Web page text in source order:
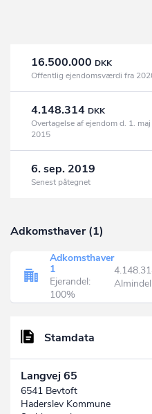
16.500.000 DKK
Offentlig ejendomsværdi fra
4.148.314 DKK
Overtagelse af ejendom d. 1. maj
2015
6. sep. 2019
Senest påtegnet
Adkomsthaver (1)
Adkomsthaver
1
Ejerandel:
100%
Stamdata
Langvej 65
6541 Bevtoft
Haderslev Kommune